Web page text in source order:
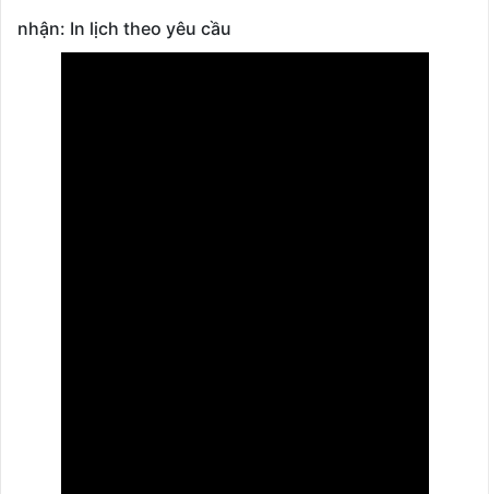
nhận: In lịch theo yêu cầu